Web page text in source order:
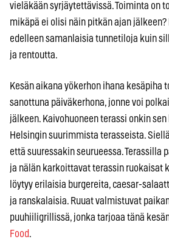
vieläkään syrjäytettävissä. Toiminta on
mikäpä ei olisi näin pitkän ajan
edelleen samanlaisia tunnetiloja kuin
ja rentoutta.
Kesän aikana yökerhon ihana kesäpiha
sanottuna päiväkerhona, jonne voi
jälkeen. Kaivohuoneen terassi onkin
Helsingin suurimmista terasseista.
että suuressakin seurueessa. Terassilla
ja nälän karkoittavat terassin ruokaisat
löytyy erilaisia burgereita, caesar-
ja ranskalaisia. Ruuat valmistuvat
puuhiiligrillissä, jonka tarjoaa tänä
Food.